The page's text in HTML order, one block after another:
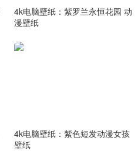
4k电脑壁纸：紫罗兰永恒花园 动
漫壁纸
4k电脑壁纸：紫色短发动漫女孩
壁纸